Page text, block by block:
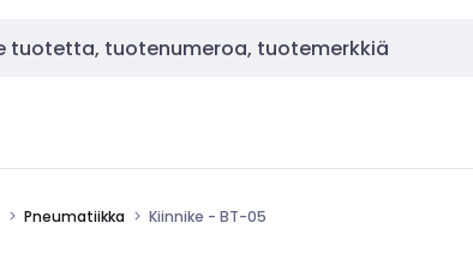
Pneumatiikka Kiinnike - BT-05